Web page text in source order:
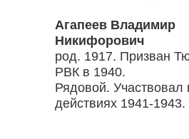
Агапеев Владимир
Никифорович
род. 1917. Призван
РВК в 1940.
Рядовой. Участвовал
действиях 1941-1943.